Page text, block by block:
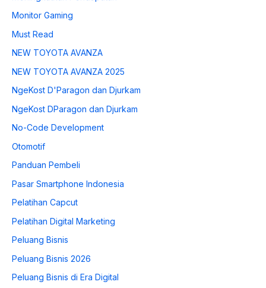
Monitor Gaming
Must Read
NEW TOYOTA AVANZA
NEW TOYOTA AVANZA 2025
NgeKost D'Paragon dan Djurkam
NgeKost DParagon dan Djurkam
No-Code Development
Otomotif
Panduan Pembeli
Pasar Smartphone Indonesia
Pelatihan Capcut
Pelatihan Digital Marketing
Peluang Bisnis
Peluang Bisnis 2026
Peluang Bisnis di Era Digital